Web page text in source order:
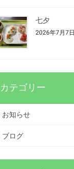
七夕
2026年7月7日
カテゴリー
お知らせ
ブログ